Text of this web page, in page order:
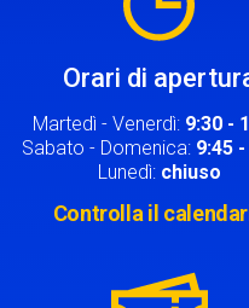
Orari di
Martedì - Venerdì: 9:30 -
Sabato - Domenica: 9:45
Lunedì: chiuso
Controlla il